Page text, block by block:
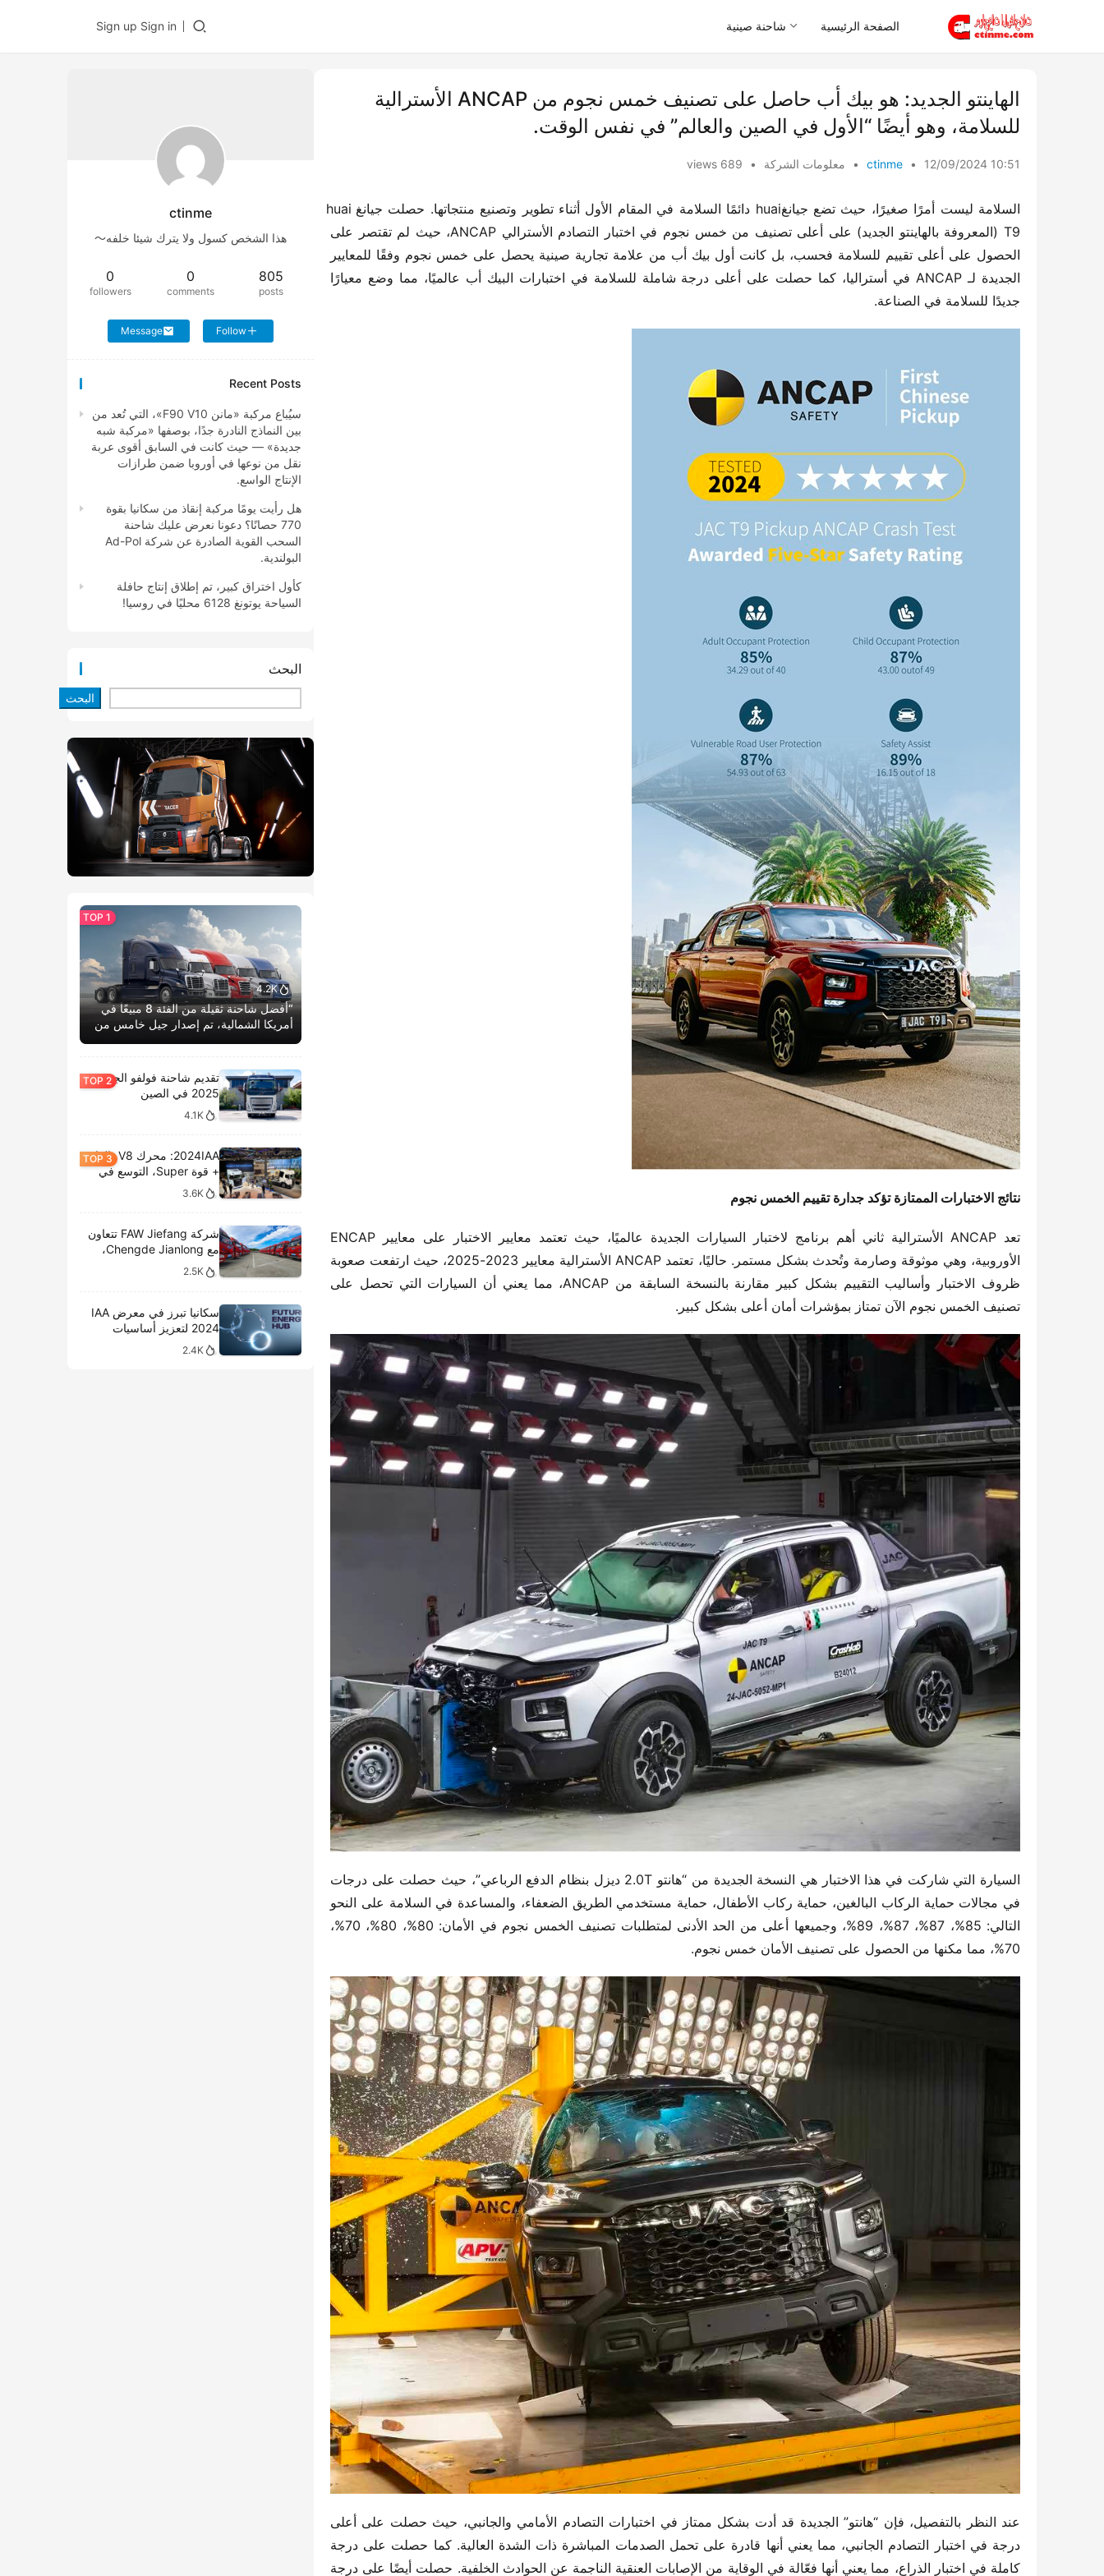
الصفحة الرئيسية شاحنة صينية Sign in
Sign up
الهاينتو الجديد: هو بيك أب حاصل على تصنيف خمس نجوم من ANCAP الأسترالية
للسلامة، وهو أيضًا “الأول في الصين والعالم” في نفس الوقت.
ctinme • 12/09/2024 10:51
• معلومات الشركة •
689 views
السلامة ليست أمرًا صغيرًا، حيث تضع جيانغhuai دائمًا السلامة في المقام الأول أثناء تطوير وتصنيع منتجاتها. حصلت جيانغhuai
جديدًا للسلامة في الصناعة.
نتائج الاختبارات الممتازة تؤكد جدارة تقييم الخمس نجوم
تصنيف الخمس نجوم الآن تمتاز بمؤشرات أمان أعلى بشكل كبير.
70%، مما مكنها من الحصول على تصنيف الأمان خمس نجوم.
ctinme
هذا الشخص كسول ولا يترك شيئا خلفه～
805
posts
0
comments
0
followers
Follow
Message
Recent Posts
سيُباع مركبة «مانن F90 V10»، التي تُعد من
بين النماذج النادرة جدًا، بوصفها «مركبة شبه
جديدة» — حيث كانت في السابق أقوى عربة
نقل من نوعها في أوروبا ضمن طرازات
الإنتاج الواسع.
هل رأيت يومًا مركبة إنقاذ من سكانيا بقوة
770 حصانًا؟ دعونا نعرض عليك شاحنة
السحب القوية الصادرة عن شركة Ad-Pol
البولندية.
كأول اختراق كبير، تم إطلاق إنتاج حافلة
السياحة يوتونغ 6128 محليًا في روسيا!
البحث
البحث
4.2K
“أفضل شاحنة ثقيلة من الفئة 8 مبيعًا في
أمريكا الشمالية، تم إصدار جيل خامس من
تقديم شاحنة فولفو الجديدة
2025 في الصين
4.1K
2024IAA: محرك V8، الغاز
+ قوة Super، التوسع في
الطرازات الكهربائية،
وتحليل المعروضات الداخلية
3.6K
شركة FAW Jiefang تتعاون
مع Chengde Jianlong،
وتكشف النقاب عن تسليم
2.5K
سكانيا تبرز في معرض IAA
2024 لتعزيز أساسيات
النقل المستدام
2.4K